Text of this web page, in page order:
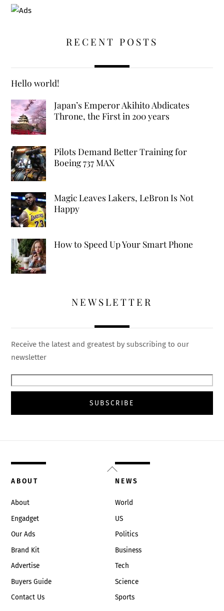
RECENT POSTS
Hello world!
Japan’s Emperor Akihito Abdicates
Throne, the First in 200 years
Pilots Demand Better Training for
Boeing 737 MAX
Magic Leaves Lakers, LeBron Is Not
Happy
How to Speed Up Your Smart Phone
NEWSLETTER
Receive the latest and greatest by subscribing to our
newsletter
Back
To
ABOUT
About
Engadget
Our Ads
Brand Kit
Advertise
Buyers Guide
Contact Us
NEWS
World
US
Politics
Business
Tech
Science
Sports